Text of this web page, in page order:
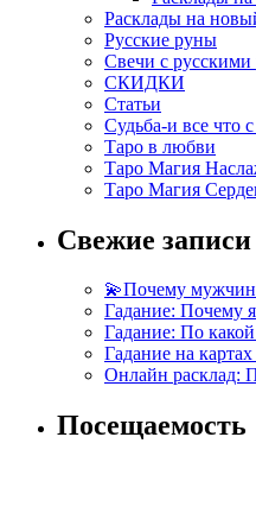
Расклады на
Русские руны
Свечи с русскими
СКИДКИ
Статьи
Судьба-и все что
Таро в любви
Таро Магия
Таро Магия
Свежие записи
💫Почему
Гадание: Почему
Гадание: По
Гадание на
Онлайн расклад:
Посещаемость